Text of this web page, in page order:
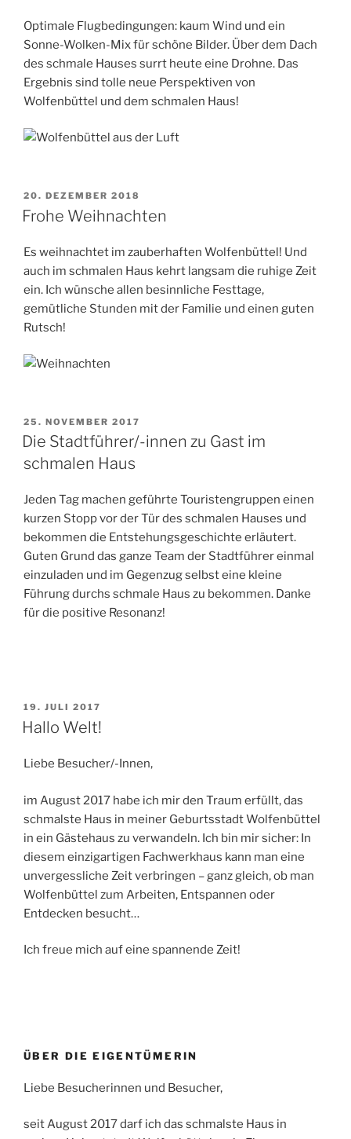
Optimale Flugbedingungen: kaum Wind und ein
Sonne-Wolken-Mix für schöne Bilder. Über dem Dach
des schmale Hauses surrt heute eine Drohne. Das
Ergebnis sind tolle neue Perspektiven von
Wolfenbüttel und dem schmalen Haus!
VERÖFFENTLICHT
AM
20. DEZEMBER 2018
Frohe Weihnachten
Es weihnachtet im zauberhaften Wolfenbüttel! Und
auch im schmalen Haus kehrt langsam die ruhige Zeit
ein. Ich wünsche allen besinnliche Festtage,
gemütliche Stunden mit der Familie und einen guten
Rutsch!
VERÖFFENTLICHT
AM
25. NOVEMBER 2017
Die Stadtführer/-innen zu Gast im
schmalen Haus
Jeden Tag machen geführte Touristengruppen einen
kurzen Stopp vor der Tür des schmalen Hauses und
bekommen die Entstehungsgeschichte erläutert.
Guten Grund das ganze Team der Stadtführer einmal
einzuladen und im Gegenzug selbst eine kleine
Führung durchs schmale Haus zu bekommen. Danke
für die positive Resonanz!
VERÖFFENTLICHT
AM
19. JULI 2017
Hallo Welt!
Liebe Besucher/-Innen,
im August 2017 habe ich mir den Traum erfüllt, das
schmalste Haus in meiner Geburtsstadt Wolfenbüttel
in ein Gästehaus zu verwandeln. Ich bin mir sicher: In
diesem einzigartigen Fachwerkhaus kann man eine
unvergessliche Zeit verbringen – ganz gleich, ob man
Wolfenbüttel zum Arbeiten, Entspannen oder
Entdecken besucht…
Ich freue mich auf eine spannende Zeit!
ÜBER DIE EIGENTÜMERIN
Liebe Besucherinnen und Besucher,
seit August 2017 darf ich das schmalste Haus in